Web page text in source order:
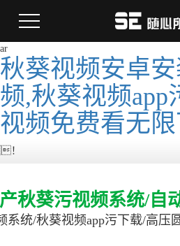
ar
秋葵视频安卓
频,秋葵视频app
视频免费看无
！
秋葵污视频系统/自
系统/秋葵视频app污下载/高压